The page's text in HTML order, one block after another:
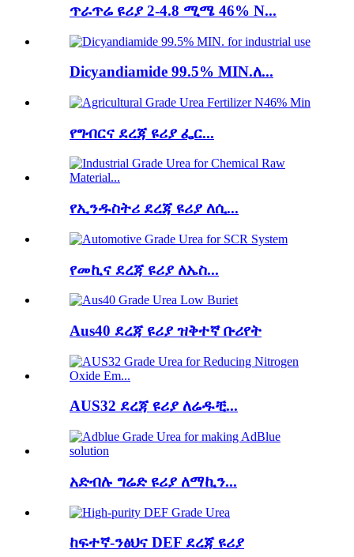
ጥራጥሬ ዩሪያ 2-4.8 ሚሜ 46% N...
Dicyandiamide 99.5% MIN.ለ...
የግብርና ደረጃ ዩሪያ ፌር...
የኢንዱስትሪ ደረጃ ዩሪያ ለሲ...
የመኪና ደረጃ ዩሪያ ለኤስ...
Aus40 ደረጃ ዩሪያ ዝቅተኛ ቡሪየት
AUS32 ደረጃ ዩሪያ ለሬዱቺ...
አድብሉ ግሬድ ዩሪያ ለማኪን...
ከፍተኛ-ንፅህና DEF ደረጃ ዩሪያ